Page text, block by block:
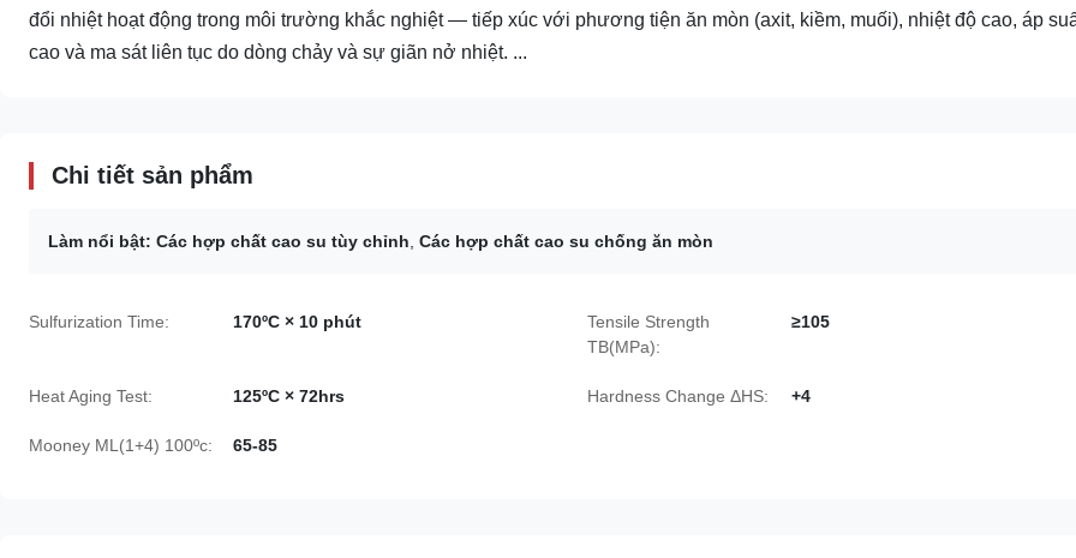
đổi nhiệt hoạt động trong môi trường khắc nghiệt — tiếp xúc với phương tiện ăn mòn (axit, kiềm, muối), nhiệt độ cao, áp
cao và ma sát liên tục do dòng chảy và sự giãn nở nhiệt. ...
Chi tiết sản phẩm
Làm nổi bật: Các hợp chất cao su tùy chỉnh, Các hợp chất cao su chống ăn mòn
Sulfurization Time: 170ºC × 10 phút
Tensile Strength
TB(MPa):
≥105
Heat Aging Test: 125ºC × 72hrs Hardness Change ΔHS: +4
Mooney ML(1+4) 100ºc: 65-85